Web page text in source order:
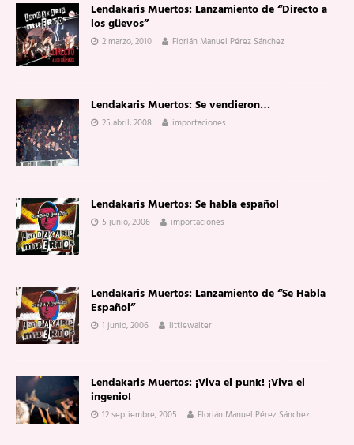
Lendakaris Muertos: Lanzamiento de “Directo a
los güevos”
2 marzo, 2010 Florián Manuel Pérez Sánchez
Lendakaris Muertos: Se vendieron…
25 abril, 2008 importaciones
Lendakaris Muertos: Se habla español
5 junio, 2006 importaciones
Lendakaris Muertos: Lanzamiento de “Se Habla
Español”
1 junio, 2006 littlewalter
Lendakaris Muertos: ¡Viva el punk! ¡Viva el
ingenio!
12 septiembre, 2005 Florián Manuel Pérez Sánchez